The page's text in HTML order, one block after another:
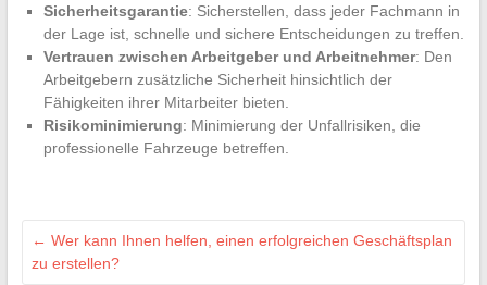
Sicherheitsgarantie: Sicherstellen, dass jeder Fachmann in
der Lage ist, schnelle und sichere Entscheidungen zu treffen.
Vertrauen zwischen Arbeitgeber und Arbeitnehmer: Den
Arbeitgebern zusätzliche Sicherheit hinsichtlich der
Fähigkeiten ihrer Mitarbeiter bieten.
Risikominimierung: Minimierung der Unfallrisiken, die
professionelle Fahrzeuge betreffen.
← Wer kann Ihnen helfen, einen erfolgreichen Geschäftsplan
zu erstellen?